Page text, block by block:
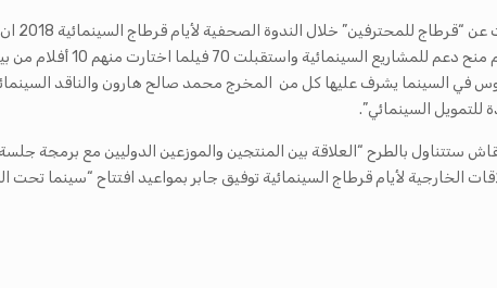
اختيار 11 فيلما منهم ثلاث من تونس إلى جانب 3 دروس في السينما يشرف عليها كل من المخرج محمد
السينمائي”.
ستتناول بالطرح “العلاقة بين المنتجين والموزعين الدوليين مع
الخارجية لأيام قرطاج السينمائية توفيق جابر بمواعيد افتتاح “سينما تحت